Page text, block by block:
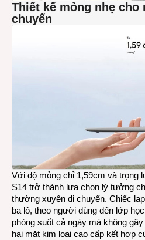
Thiết kế mỏng nhẹ
chuyển
Với độ mỏng chỉ 1,59cm và trọng
S14 trở thành lựa chọn lý tưởng
thường xuyên di chuyển. Chiếc
ba lô, theo người dùng đến lớp
phòng suốt cả ngày mà không
hai mặt kim loại cao cấp kết hợp